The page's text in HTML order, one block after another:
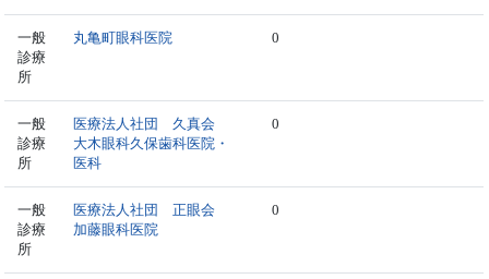
一般
診療
所
丸亀町眼科医院 0
一般
診療
所
医療法人社団 久真会
大木眼科久保歯科医院・
医科
0
一般
診療
所
医療法人社団 正眼会
加藤眼科医院
0